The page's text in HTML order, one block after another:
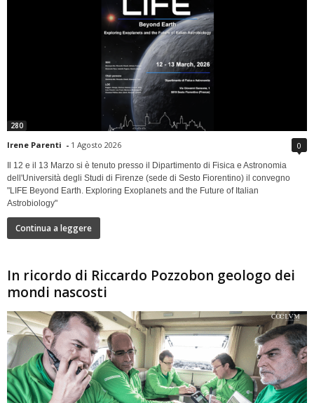
280
Irene Parenti - 1 Agosto 2026 0
Il 12 e il 13 Marzo si è tenuto presso il Dipartimento di Fisica e Astronomia
dell'Università degli Studi di Firenze (sede di Sesto Fiorentino) il convegno
"LIFE Beyond Earth. Exploring Exoplanets and the Future of Italian
Astrobiology"
Continua a leggere
In ricordo di Riccardo Pozzobon geologo dei
mondi nascosti